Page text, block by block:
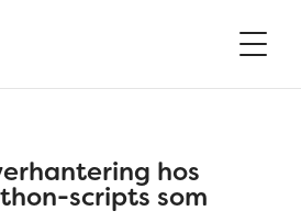
hos
scripts som